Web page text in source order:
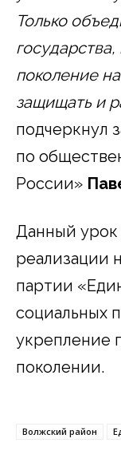
Только
поколение
защищать и
подчеркнул
по
России»
Данный
реализации
партии
социальных
укрепление
поколении.
Волжский район